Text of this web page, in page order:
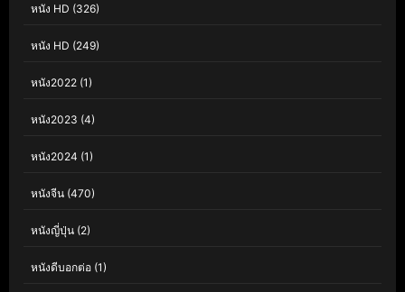
หนัง HD (326)
หนัง HD (249)
หนัง2022 (1)
หนัง2023 (4)
หนัง2024 (1)
หนังจีน (470)
หนังญี่ปุ่น (2)
หนังดีบอกต่อ (1)